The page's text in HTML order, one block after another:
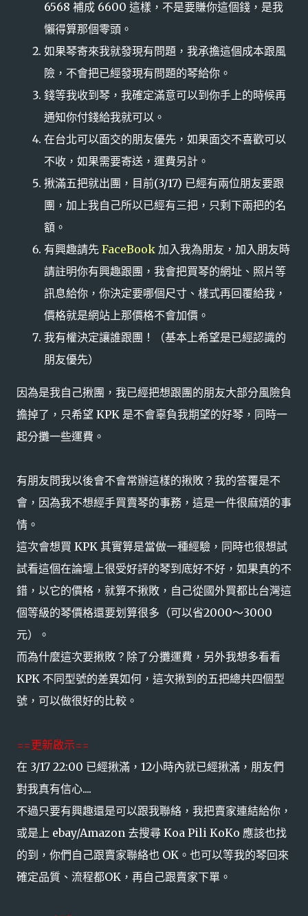
6568 補成 6600 這樣，不是要賺你這個錢，是我
懶得算那個零頭。
如果琴寄來我就發現有問題，我承擔這個成本跟風
險，不會把已經發現有問題的琴給你。
錢等我收到琴，我確定滿意可以到你手上的時候再
通知你付錢給我就可以。
在台北可以面交的朋友優先，如果面交不喜歡可以
不收，如果需要寄送，運費另計。
揪滿五把就出團，目前(3/17) 已經有兩位朋友要跟
團，加上我自己所以已經有三把，只剩下兩把的名
額。
有興趣請先 FaceBook 加入我為朋友，加入朋友時
請註明你有興趣跟團，我會把買琴的網址、照片等
訊息給你，你決定要哪個尺寸、樣式再回覆給我，
價格就是網站上那價格不會加價。
我有權決定讓誰跟團！（基本上希望是已經認識的
朋友優先）
因為是我自己揪團，我已經把想跟團的朋友大部分風險負
擔掉了，只希望 KPK 是不會辜負我期望的好琴，同時一
起分攤一些運費。
有朋友問我以後會不會常辦這樣的揪敗？我的答覆是不
會，因為我不想經手買賣琴的事務，這是一件很麻煩的事
情。
這次會想買 KPK 其實算是當做一種經驗，同時也很想試
試看這個在論壇上很受好評的琴到底好不好，如果真的不
錯，以它的價格，就算不揪敗，自己從國外買都比台灣這
個等級的琴價格還要划算很多（可以省2000～3000
元）。
而為什麼這次要揪敗？除了分攤運費，另外我想多看看
KPK 不同型號的差異如何，這次揪到的五把總共四個型
號，可以做很好的比較。
==更新啟示==
在 3/17 22:00 已經揪滿，12小時內就已經揪滿，朋友們
對我真有信心....
不過只要有興趣還是可以跟我聯絡，我把賣家連結給你，
或是上 ebay/Amazon 去搜尋 Koa Pili KoKo 應該也找
的到，你們自己跟賣家聯絡也 OK。也可以等我的琴回來
確定品質、流程都OK，再自己跟賣家下單。